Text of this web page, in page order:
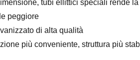
tubi ellittici speciali rende la
peggiore
di alta qualità
più conveniente, struttura più